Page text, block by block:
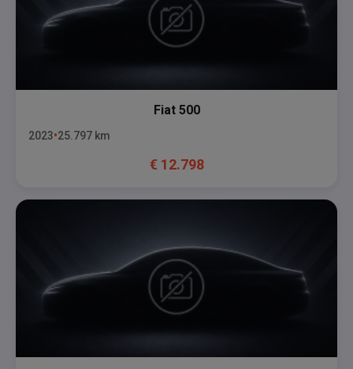
Fiat 500
2023 25.797 km
€ 12.798